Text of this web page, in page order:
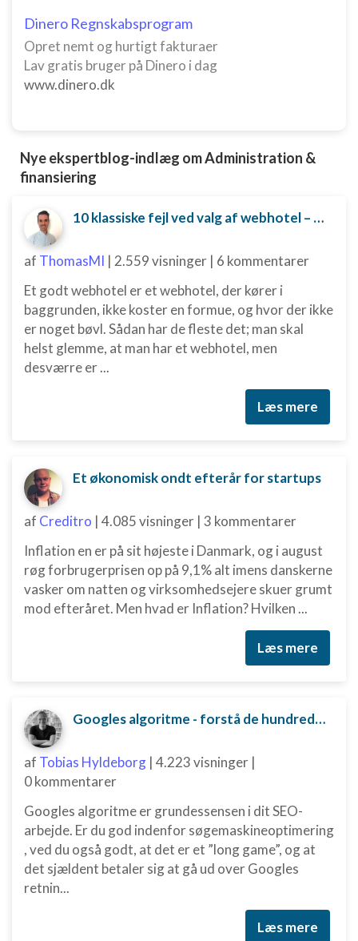
Dinero Regnskabsprogram
Opret nemt og hurtigt fakturaer
Lav gratis bruger på Dinero i dag
www.dinero.dk
Nye ekspertblog-indlæg om Administration &
finansiering
10 klassiske fejl ved valg af webhotel – og hvordan du undgår dem
af ThomasMI | 2.559 visninger | 6 kommentarer
Et godt webhotel er et webhotel, der kører i
baggrunden, ikke koster en formue, og hvor der ikke
er noget bøvl. Sådan har de fleste det; man skal
helst glemme, at man har et webhotel, men
desværre er ...
Læs mere
Et økonomisk ondt efterår for startups
af Creditro | 4.085 visninger | 3 kommentarer
Inflation en er på sit højeste i Danmark, og i august
røg forbrugerprisen op på 9,1% alt imens danskerne
vasker om natten og virksomhedsejere skuer grumt
mod efteråret. Men hvad er Inflation? Hvilken ...
Læs mere
Googles algoritme - forstå de hundredvis af parametre bag
af Tobias Hyldeborg | 4.223 visninger |
0 kommentarer
Googles algoritme er grundessensen i dit SEO-
arbejde. Er du god indenfor søgemaskineoptimering
, ved du også godt, at det er et ”long game”, og at
det sjældent betaler sig at gå ud over Googles
retnin...
Læs mere
Måle indholdseffektivitet
Forstå målgrupper gennem statistikker eller
kombinationer af oplysninger fra forskellige
indhold
IAB Special Features:
Bruge præcise geografiske
placeringsoplysninger
Identificere enheder baseret på aktivt
anmodede oplysninger
Ikke-IAB-behandlingsformål:
Nødvendig
Ydeevne